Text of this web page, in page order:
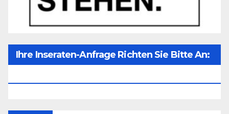
Ihre Inseraten-Anfrage Richten Sie Bitte An: